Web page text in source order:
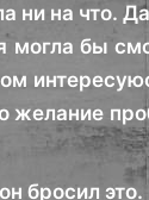
ни на что.
могла бы
бросил